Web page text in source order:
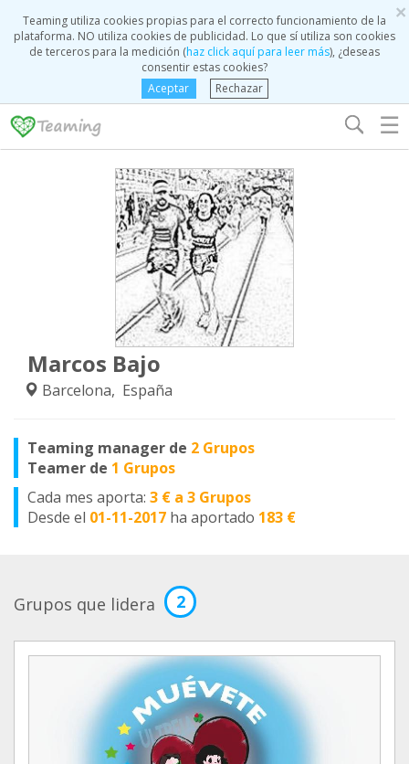
×
Teaming utiliza cookies propias para el correcto funcionamiento de la
plataforma. NO utiliza cookies de publicidad. Lo que sí utiliza son cookies
de terceros para la medición (haz click aquí para leer más), ¿deseas
consentir estas cookies?
Aceptar
Rechazar
☰
Marcos Bajo
Barcelona, España
Teaming manager de 2 Grupos
Teamer de 1 Grupos
Cada mes aporta: 3 € a 3 Grupos
Desde el 01-11-2017 ha aportado 183 €
Grupos que lidera 2